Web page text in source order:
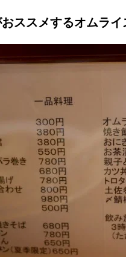
ススメするオムライ